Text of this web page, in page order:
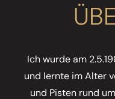
Ich wurde am
und lernte im Alter
und Pisten rund